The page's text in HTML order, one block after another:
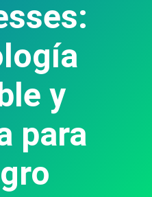
y
para